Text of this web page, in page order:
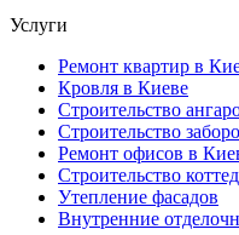
Услуги
Ремонт квартир в
Кровля в Киеве
Строительство
Строительство
Ремонт офисов в
Строительство
Утепление фасадов
Внутренние